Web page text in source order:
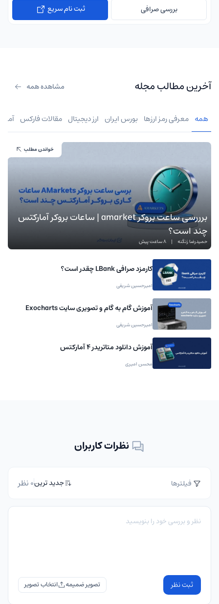
بررسی صرافی
ثبت نام سریع
آخرین مطالب مجله مشاهده همه
همه معرفی رمز ارزها بورس ایران ارز دیجیتال مقالات فارکس
برررسی ساعت بروکر amarket | ساعات بروکر آمارکتس
چند است؟
حمیدرضا زنگنه | 8 ساعت پیش
خواندن مطلب
کارمزد صرافی LBank چقدر است؟
امیرحسین شریفی
آموزش گام به گام و تصویری سایت Exocharts
امیرحسین شریفی
آموزش دانلود متاتریدر 4 آمارکتس
محسن امیری
نظرات کاربران
فیلترها جدید ترین0 نظر
ثبت نظر تصویر ضمیمه